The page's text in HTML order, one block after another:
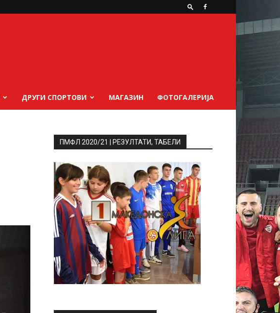
ДРУГИ СПОРТОВИ МАГАЗИН ФОТОГАЛЕРИЈА
ПМФЛ 2020/21 | РЕЗУЛТАТИ, ТАБЕЛИ